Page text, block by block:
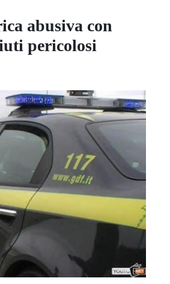
abusiva con
pericolosi